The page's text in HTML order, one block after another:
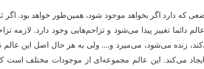
که دارد اگر بخواهد موجود شود، همین‌طور خواهد بود. اگر
دائما تغییر پیدا می‌شود و تزاحم‌هایی وجود دارد. لازمه
زنده می‌شود، می‌میرد و.... ولی به هر حال اصل این عالم
می‌کند. این عالم مجموعه‌ای از موجودات مختلف است که